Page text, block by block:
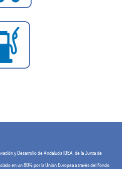
y Desarrollo de Andalucía IDEA, de la Junta de
en un 80% por la Unión Europea a través del Fondo